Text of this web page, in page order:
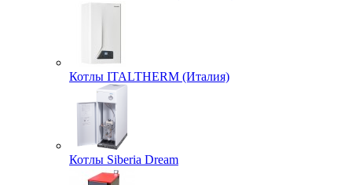
Котлы ITALTHERM (Италия)
Котлы Siberia Dream